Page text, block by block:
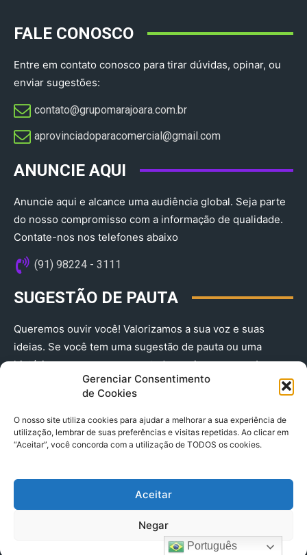
Gerenciar Consentimento
de Cookies
O nosso site utiliza cookies para ajudar a melhorar a sua experiência de
utilização, lembrar de suas preferências e visitas repetidas. Ao clicar em
“Aceitar”, você concorda com a utilização de TODOS os cookies.
Aceitar
Negar
FALE CONOSCO
Entre em contato conosco para tirar dúvidas, opinar, ou
enviar sugestões:
contato@grupomarajoara.com.br
aprovinciadoparacomercial@gmail.com​
ANUNCIE AQUI
Anuncie aqui e alcance uma audiência global. Seja parte
do nosso compromisso com a informação de qualidade.
Contate-nos nos telefones abaixo
(91) 98224 - 3111
SUGESTÃO DE PAUTA
Queremos ouvir você! Valorizamos a sua voz e suas
ideias. Se você tem uma sugestão de pauta ou uma
história que merece ser contada, envie-nos agora!
(91) 98224 - 3111
© 2025 A Província do Pará CNPJ: 04.901.141/0001-36 End .
Trav. Quintino Bocaiuva 2301, Ed. Rogério Fernandez – Sala
2701- Cremação – CEP 66045.315
Português